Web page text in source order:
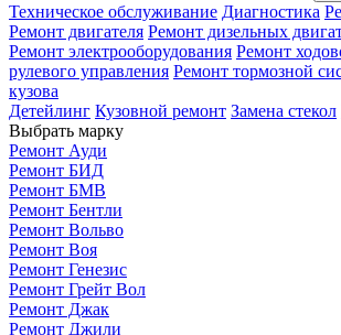
Техническое обслуживание Диагностика
Ремонт двигателя Ремонт дизельных
Ремонт электрооборудования Ремонт
рулевого управления Ремонт тормозной
кузова
Детейлинг Кузовной ремонт Замена стекол
Выбрать марку
Ремонт Ауди
Ремонт БИД
Ремонт БМВ
Ремонт Бентли
Ремонт Вольво
Ремонт Воя
Ремонт Генезис
Ремонт Грейт Вол
Ремонт Джак
Ремонт Джили